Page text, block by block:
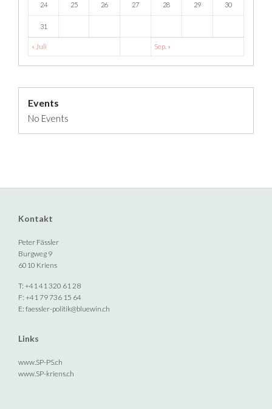
24 25 26 27 28 29 30
31
« Juli Sep. »
Events
No Events
Kontakt
Peter Fässler
Burgweg 9
6010 Kriens
T: +41 41 320 61 28
F: +41 79 736 15 64
E: faessler-politik@bluewin.ch
Links
www.SP-PS.ch
www.SP-kriens.ch